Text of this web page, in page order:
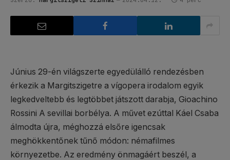
Június 29-én világszerte egyedülálló rendezésben
érkezik a Margitszigetre a vígopera irodalom egyik
legkedveltebb és legtöbbet játszott darabja, Gioachino
Rossini A sevillai borbélya. A művet ezúttal Káel Csaba
álmodta újra, méghozzá elsőre igencsak
meghökkentőnek tűnő módon: némafilmes
környezetbe. Az eredmény önmagáért beszél, a